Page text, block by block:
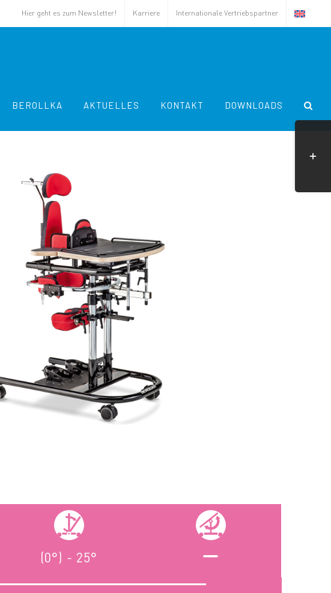
Hier geht es zum Newsletter! Karriere Internationale Vertriebspartner
BEROLLKA AKTUELLES KONTAKT DOWNLOADS
(0°) - 25°